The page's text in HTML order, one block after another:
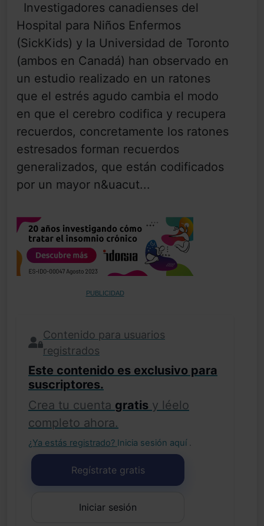
Investigadores canadienses del
Hospital para Niños Enfermos
(SickKids) y la Universidad de Toronto
(ambos en Canadá) han observado en
un estudio realizado en un ratones
que el estrés agudo cambia el modo
en que el cerebro codifica y recupera
recuerdos, concretamente los ratones
estresados forman recuerdos
generalizados, que están codificados
por un mayor n&uacut...
PUBLICIDAD
Contenido para usuarios
registrados
Este contenido es exclusivo para
suscriptores.
Crea tu cuenta gratis y léelo
completo ahora.
¿Ya estás registrado? Inicia sesión aquí .
Regístrate gratis
Iniciar sesión